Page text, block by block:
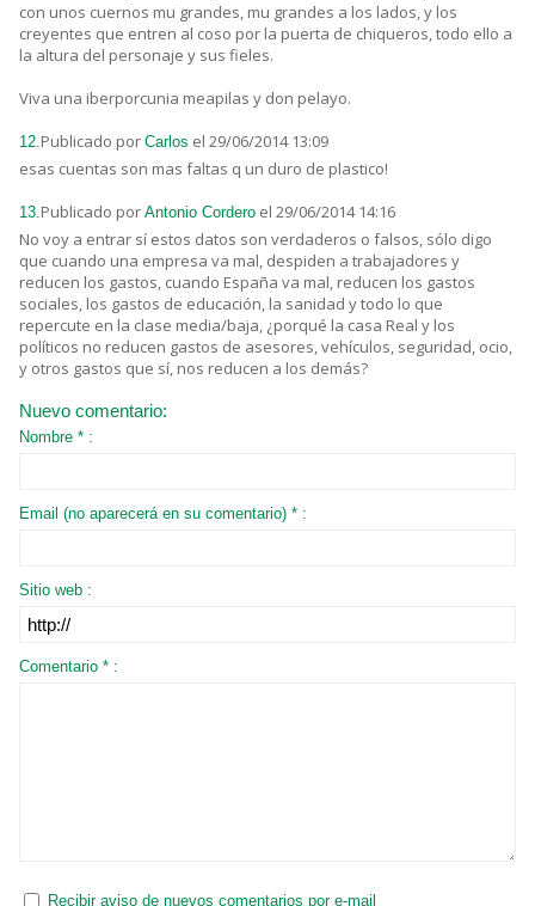
con unos cuernos mu grandes, mu grandes a los lados, y los
creyentes que entren al coso por la puerta de chiqueros, todo ello a
la altura del personaje y sus fieles.
Viva una iberporcunia meapilas y don pelayo.
12. Publicado por Carlos el 29/06/2014 13:09
esas cuentas son mas faltas q un duro de plastico!
13. Publicado por Antonio Cordero el 29/06/2014 14:16
No voy a entrar sí estos datos son verdaderos o falsos, sólo digo
que cuando una empresa va mal, despiden a trabajadores y
reducen los gastos, cuando España va mal, reducen los gastos
sociales, los gastos de educación, la sanidad y todo lo que
repercute en la clase media/baja, ¿porqué la casa Real y los
políticos no reducen gastos de asesores, vehículos, seguridad, ocio,
y otros gastos que sí, nos reducen a los demás?
Nuevo comentario:
Nombre * :
Email (no aparecerá en su comentario) * :
Sitio web :
Comentario * :
Recibir aviso de nuevos comentarios por e-mail